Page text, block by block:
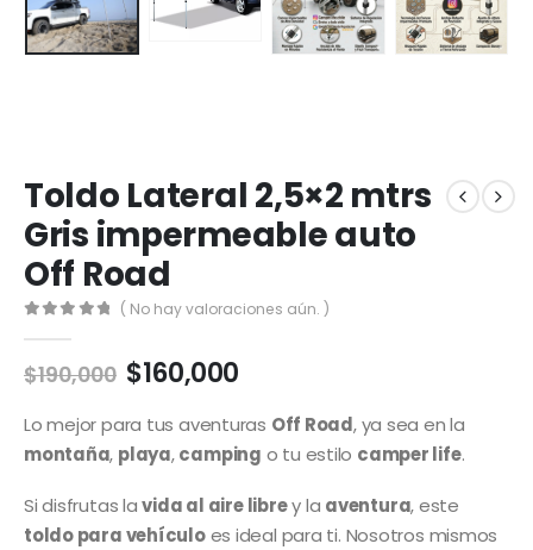
Toldo Lateral 2,5×2 mtrs
Gris impermeable auto
Off Road
( No hay valoraciones aún. )
$190,000 El
precio
original
era:
$190,000.
$160,000El
actual
es:
$160,000.
Lo mejor para tus aventuras Off Road, ya sea en la
montaña, playa,camping o tu estilo camper life.
Si disfrutas lavida al aire librey la aventura, este
toldo para vehículoes ideal para ti. Nosotros mismos